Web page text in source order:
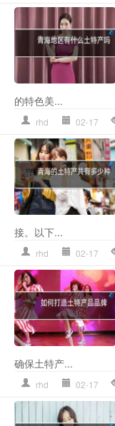
的特色美...
rhd 02-17
接。以下...
rhd 02-17
确保土特产...
rhd 02-17